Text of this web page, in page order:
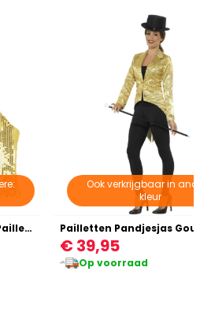
Gouden Dames Vest met Pailletten
Ook verkrijgbaar in
kleur
Pailletten Pandjesjas
€ 39,95
Op voorraad